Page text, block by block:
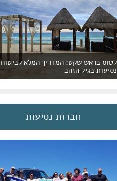
לטוס בראש שקט: המדריך המלא לביטוח
נסיעות בגיל הזהב
חברות נסיעות